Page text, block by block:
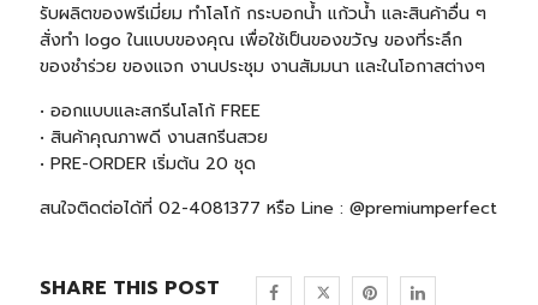
รับผลิตของพรีเมี่ยม ทำโลโก้ กระบอกน้ำ แก้วน้ำ และสินค้าอื่น ๆ
สั่งทำ logo ในแบบของคุณ เพื่อใช้เป็นของขวัญ ของที่ระลึก
ของชำร่วย ของแจก งานประชุม งานสัมมนา และในโอกาสต่างๆ
• ออกแบบและสกรีนโลโก้ FREE
• สินค้าคุณภาพดี งานสกรีนสวย
• PRE-ORDER เริ่มต้น 20 ชุด
สนใจติดต่อได้ที่ 02-4081377 หรือ Line : @premiumperfect
SHARE THIS POST